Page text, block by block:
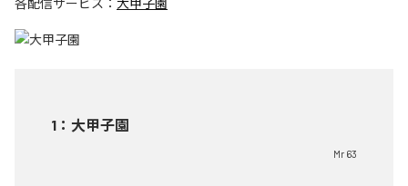
1 ： 大甲子園
Mr 63